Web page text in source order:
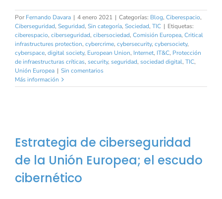
Por Fernando Davara | 4 enero 2021 | Categorías: Blog, Ciberespacio,
Ciberseguridad, Seguridad, Sin categoría, Sociedad, TIC | Etiquetas:
ciberespacio, ciberseguridad, cibersociedad, Comisión Europea, Critical
infrastructures protection, cybercrime, cybersecurity, cybersociety,
cyberspace, digital society, European Union, Internet, IT&C, Protección
de infraestructuras críticas, security, seguridad, sociedad digital, TIC,
Unión Europea | Sin comentarios
Más información
Estrategia de ciberseguridad
de la Unión Europea; el escudo
cibernético